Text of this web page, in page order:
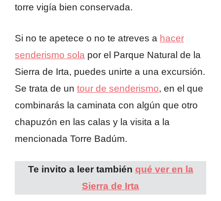
torre vigía bien conservada.
Si no te apetece o no te atreves a hacer
senderismo sola por el Parque Natural de la
Sierra de Irta, puedes unirte a una excursión.
Se trata de un tour de senderismo, en el que
combinarás la caminata con algún que otro
chapuzón en las calas y la visita a la
mencionada Torre Badúm.
Te invito a leer también qué ver en la
Sierra de Irta